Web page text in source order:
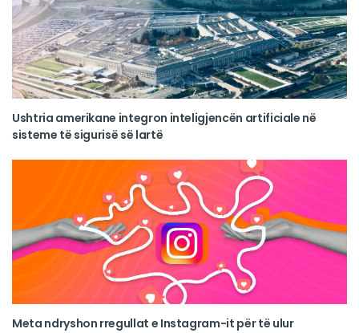
Ushtria amerikane integron inteligjencën artificiale në
sisteme të sigurisë së lartë
Meta ndryshon rregullat e Instagram-it për të ulur